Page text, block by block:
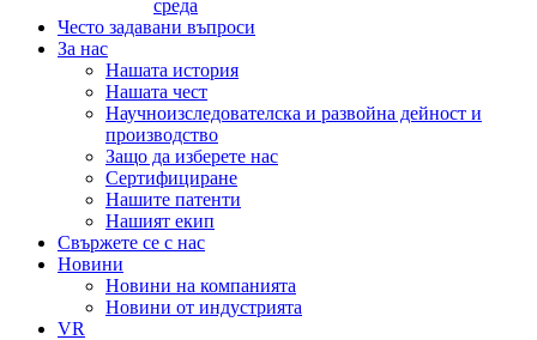
среда
Често задавани въпроси
За нас
Нашата история
Нашата чест
Научноизследователска и развойна дейност и
производство
Защо да изберете нас
Сертифициране
Нашите патенти
Нашият екип
Свържете се с нас
Новини
Новини на компанията
Новини от индустрията
VR